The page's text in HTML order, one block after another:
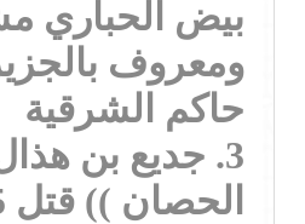
بيض الحباري
ومعروف
حاكم الشرقية
3. جديع بن